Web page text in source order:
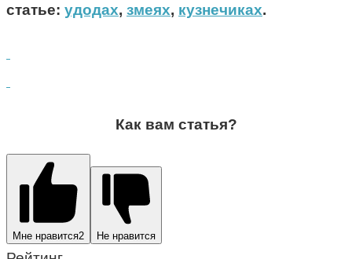
статье: удодах, змеях, кузнечиках.
Как вам статья?
Мне нравится2 Не нравится